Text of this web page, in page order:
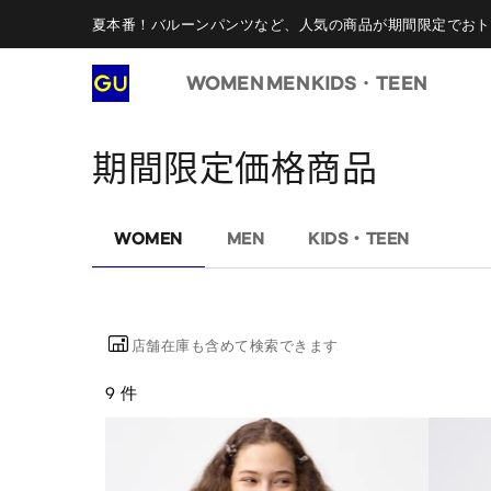
夏本番！バルーンパンツなど、人気の商品が期間限定でお
WOMEN MENKIDS・TEEN
期間限定価格商品
WOMEN MEN KIDS・TEEN
店舗在庫も含めて検索できます
9 件